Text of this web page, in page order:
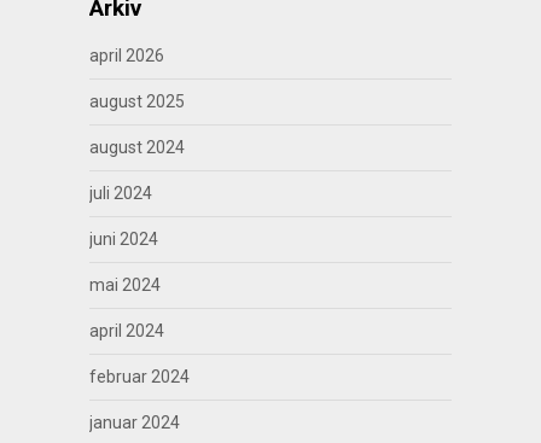
Arkiv
april 2026
august 2025
august 2024
juli 2024
juni 2024
mai 2024
april 2024
februar 2024
januar 2024